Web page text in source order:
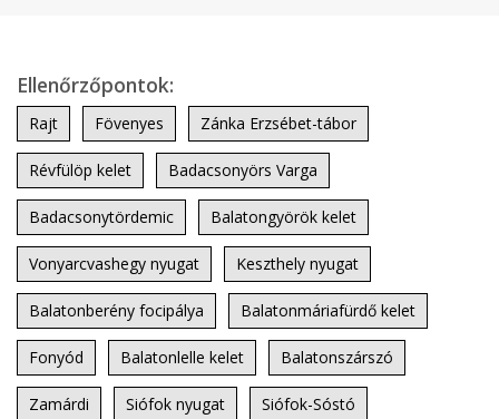
Ellenőrzőpontok:
Rajt Fövenyes Zánka Erzsébet-tábor
Révfülöp kelet Badacsonyörs Varga
Badacsonytördemic Balatongyörök kelet
Vonyarcvashegy nyugat Keszthely nyugat
Balatonberény focipálya Balatonmáriafürdő kelet
Fonyód Balatonlelle kelet Balatonszárszó
Zamárdi Siófok nyugat Siófok-Sóstó